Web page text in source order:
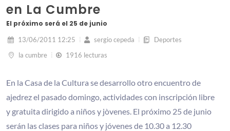
en La Cumbre
El próximo será el 25 de junio
13/06/2011 12:25 sergio cepeda
Deportes
la cumbre
1916 lecturas
En la Casa de la Cultura se desarrollo otro encuentro de
ajedrez el pasado domingo, actividades con inscripción libre
y gratuita dirigido a niños y jòvenes. El próximo 25 de junio
serán las clases para niños y jóvenes de 10.30 a 12.30